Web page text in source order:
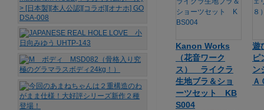
Kanon Works
（花音ワーク
ス） ライクラ
生地ブラ＆ショ
ーツセット KB
S004
遊
ピ
ン
Ａ